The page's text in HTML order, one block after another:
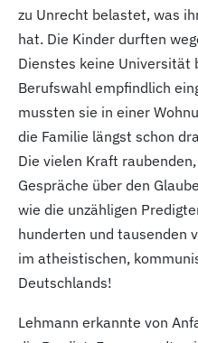
zu Unrecht belastet, was
hat. Die Kinder durften
Dienstes keine Universität
Berufswahl empfindlich
mussten sie in einer
die Familie längst schon
Die vielen Kraft
Gespräche über den
wie die unzähligen
hunderten und tausenden
im atheistischen,
Deutschlands!
Lehmann erkannte von